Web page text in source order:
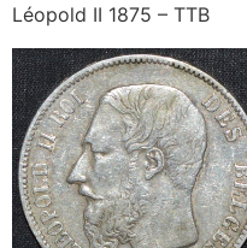
Léopold II 1875 – TTB